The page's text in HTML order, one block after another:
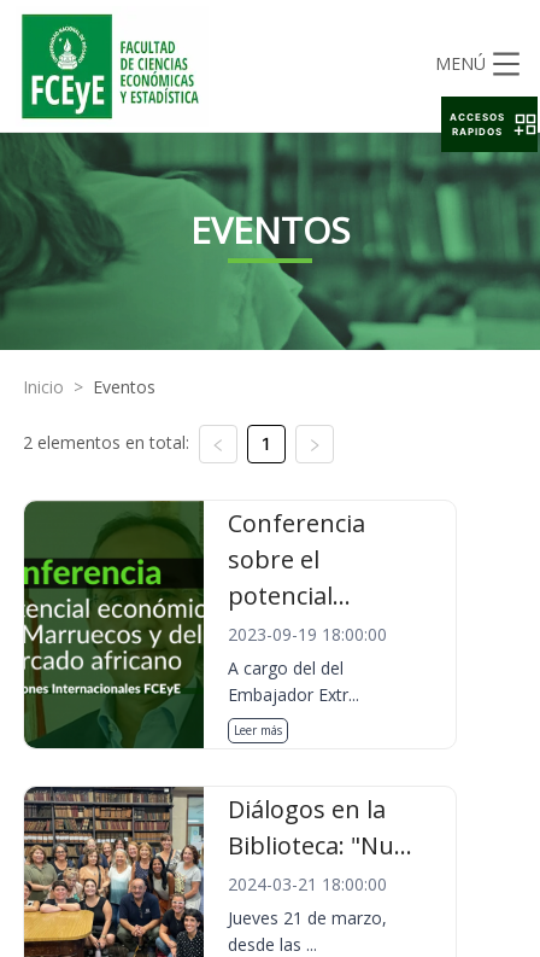
MENÚ
EVENTOS
Inicio > Eventos
2 elementos en total: 1
Conferencia
sobre el
potencial...
2023-09-19 18:00:00
A cargo del del
Embajador Extr...
Leer más
Diálogos en la
Biblioteca: "Nu...
2024-03-21 18:00:00
Jueves 21 de marzo,
desde las ...
ACCESOS
RAPIDOS